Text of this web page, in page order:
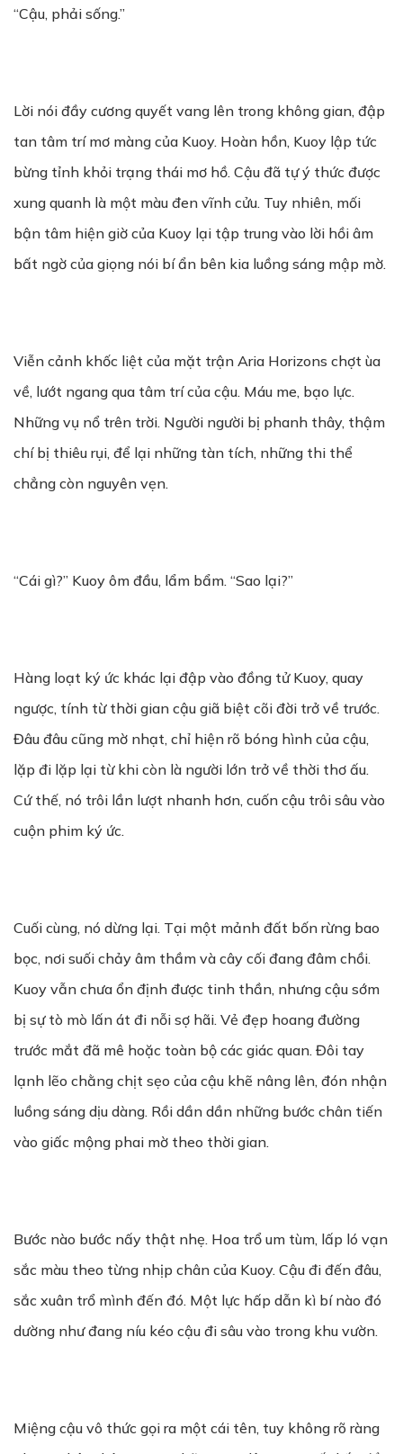
“Cậu, phải sống.”
Lời nói đầy cương quyết vang lên trong không gian, đập
tan tâm trí mơ màng của Kuoy. Hoàn hồn, Kuoy lập tức
bừng tỉnh khỏi trạng thái mơ hồ. Cậu đã tự ý thức được
xung quanh là một màu đen vĩnh cửu. Tuy nhiên, mối
bận tâm hiện giờ của Kuoy lại tập trung vào lời hồi âm
bất ngờ của giọng nói bí ẩn bên kia luồng sáng mập mờ.
Viễn cảnh khốc liệt của mặt trận Aria Horizons chợt ùa
về, lướt ngang qua tâm trí của cậu. Máu me, bạo lực.
Những vụ nổ trên trời. Người người bị phanh thây, thậm
chí bị thiêu rụi, để lại những tàn tích, những thi thể
chẳng còn nguyên vẹn.
“Cái gì?” Kuoy ôm đầu, lẩm bẩm. “Sao lại?”
Hàng loạt ký ức khác lại đập vào đồng tử Kuoy, quay
ngược, tính từ thời gian cậu giã biệt cõi đời trở về trước.
Đâu đâu cũng mờ nhạt, chỉ hiện rõ bóng hình của cậu,
lặp đi lặp lại từ khi còn là người lớn trở về thời thơ ấu.
Cứ thế, nó trôi lần lượt nhanh hơn, cuốn cậu trôi sâu vào
cuộn phim ký ức.
Cuối cùng, nó dừng lại. Tại một mảnh đất bốn rừng bao
bọc, nơi suối chảy âm thầm và cây cối đang đâm chồi.
Kuoy vẫn chưa ổn định được tinh thần, nhưng cậu sớm
bị sự tò mò lấn át đi nỗi sợ hãi. Vẻ đẹp hoang đường
trước mắt đã mê hoặc toàn bộ các giác quan. Đôi tay
lạnh lẽo chằng chịt sẹo của cậu khẽ nâng lên, đón nhận
luồng sáng dịu dàng. Rồi dần dần những bước chân tiến
vào giấc mộng phai mờ theo thời gian.
Bước nào bước nấy thật nhẹ. Hoa trổ um tùm, lấp ló vạn
sắc màu theo từng nhịp chân của Kuoy. Cậu đi đến đâu,
sắc xuân trổ mình đến đó. Một lực hấp dẫn kì bí nào đó
dường như đang níu kéo cậu đi sâu vào trong khu vườn.
Miệng cậu vô thức gọi ra một cái tên, tuy không rõ ràng